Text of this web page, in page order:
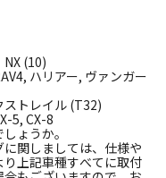
NX (10)
ハリアー, ヴァンガー
ストレイル (T32)
5, CX-8
ょうか。
関しましては、仕様や
上記車種すべてに取付